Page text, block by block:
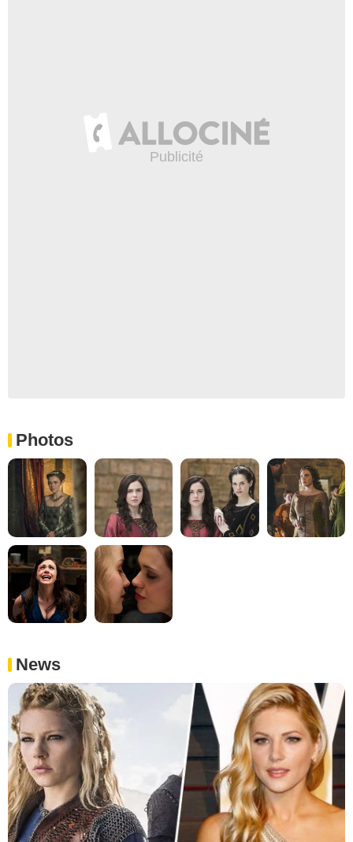
Photos
News